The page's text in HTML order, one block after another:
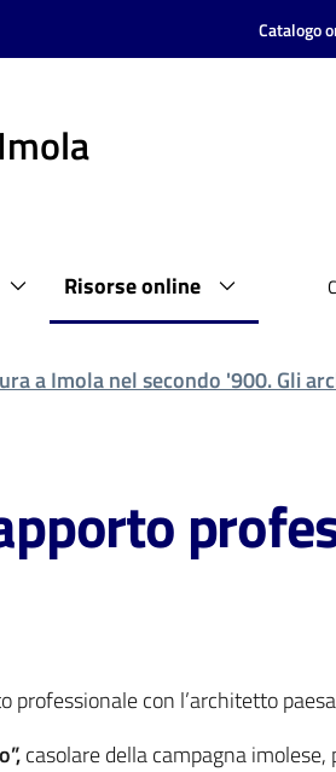
Catalogo
Risorse online
a Imola nel secondo '900. Gli
professionale con l’architetto
casolare della campagna